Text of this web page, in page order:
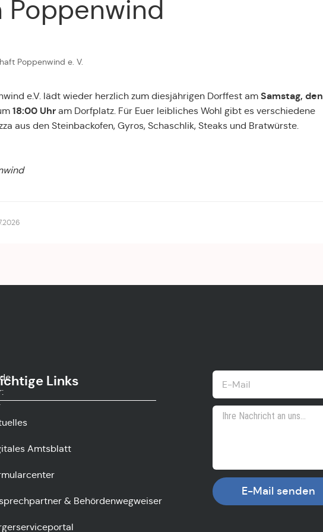
Poppenwind
Poppenwind e. V.
e.V. lädt wieder herzlich zum diesjährigen Dorffest am Samstag, den
18:00 Uhr am Dorfplatz. Für Euer leibliches Wohl gibt es verschiedene
aus den Steinbackofen, Gyros, Schaschlik, Steaks und Bratwürste.
Links
Amtsblatt
& Behördenwegweiser
E-Mail senden